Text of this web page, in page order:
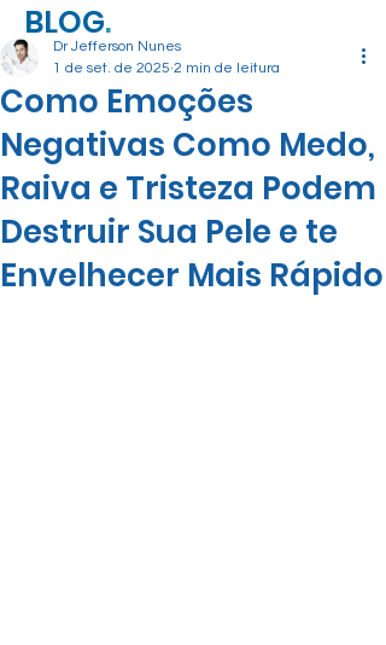
BLOG.
Como Emoções
Negativas Como Medo,
Raiva e Tristeza Podem
Destruir Sua Pele e te
Envelhecer Mais Rápido
Dr Jefferson Nunes
1 de set. de 2025 2 min de leitura